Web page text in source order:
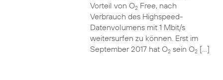
Vorteil von O2Free, nach
Verbrauch des Highspeed-
Datenvolumens mit 1 Mbit/s
weitersurfen zu können. Erst im
September 2017 hat O2sein O2[…]